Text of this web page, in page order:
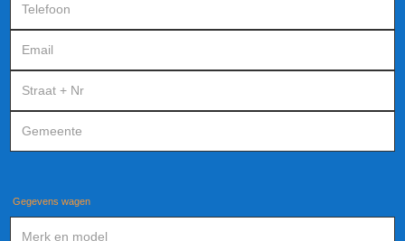
Gegevens wagen